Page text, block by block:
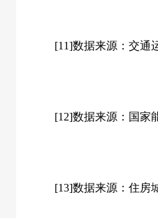
[11]数据来源：交通运
[12]数据来源：国家能
[13]数据来源：住房城